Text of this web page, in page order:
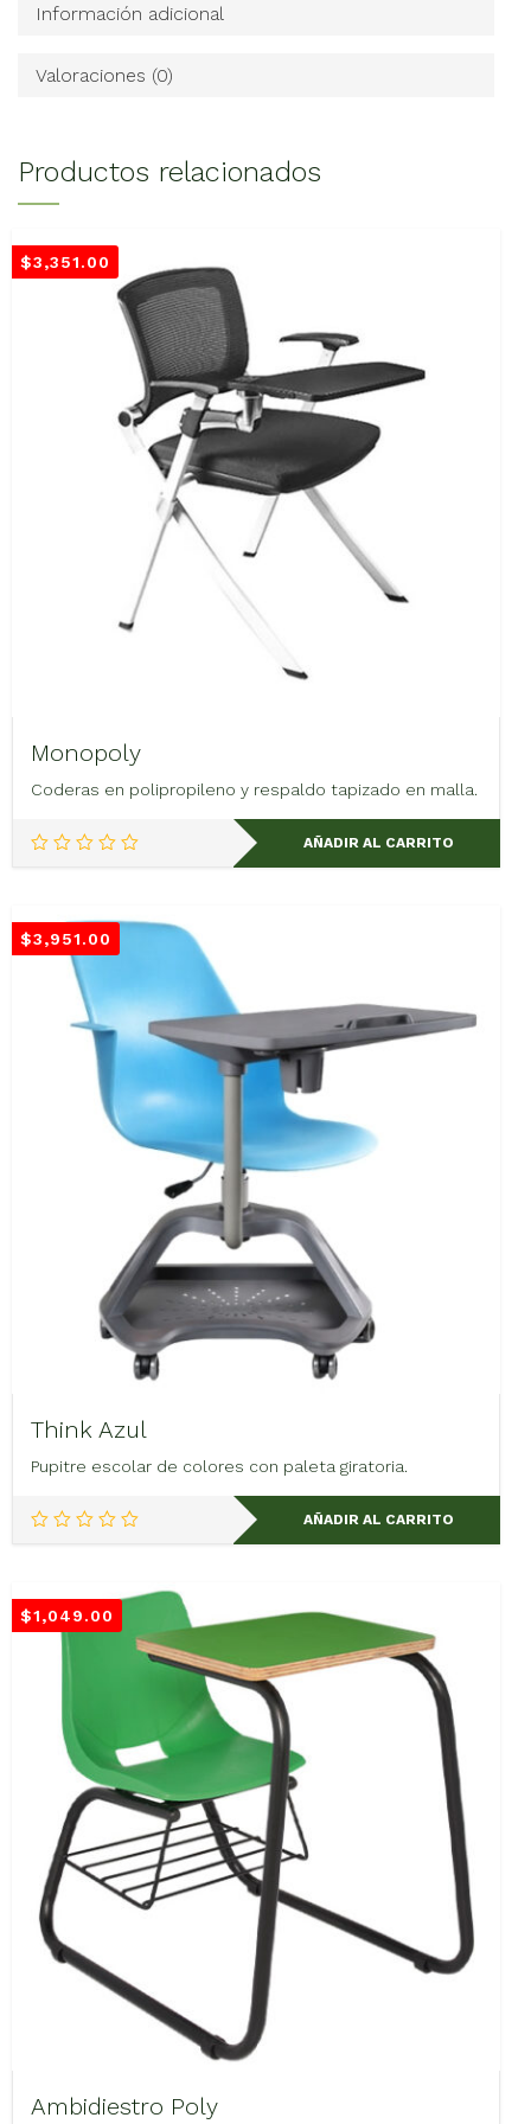
Información adicional
Valoraciones (0)
Productos relacionados
$3,351.00
Monopoly
Coderas en polipropileno y respaldo tapizado en malla.
AÑADIR AL CARRITO
$3,951.00
Think Azul
Pupitre escolar de colores con paleta giratoria.
AÑADIR AL CARRITO
$1,049.00
Ambidiestro Poly